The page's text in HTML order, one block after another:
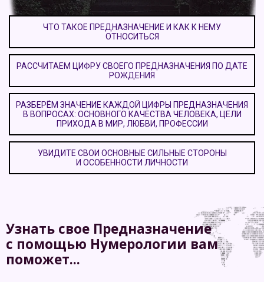
ЧТО ТАКОЕ ПРЕДНАЗНАЧЕНИЕ И КАК К НЕМУ
ОТНОСИТЬСЯ
РАССЧИТАЕМ ЦИФРУ СВОЕГО ПРЕДНАЗНАЧЕНИЯ ПО ДАТЕ
РОЖДЕНИЯ
РАЗБЕРЁМ ЗНАЧЕНИЕ КАЖДОЙ ЦИФРЫ ПРЕДНАЗНАЧЕНИЯ
В ВОПРОСАХ: ОСНОВНОГО КАЧЕСТВА ЧЕЛОВЕКА, ЦЕЛИ
ПРИХОДА В МИР, ЛЮБВИ, ПРОФЕССИИ
УВИДИТЕ СВОИ ОСНОВНЫЕ СИЛЬНЫЕ СТОРОНЫ
И ОСОБЕННОСТИ ЛИЧНОСТИ
Узнать свое Предназначение
с помощью Нумерологии вам
поможет...